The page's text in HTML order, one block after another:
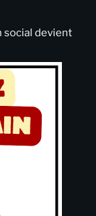
social devient